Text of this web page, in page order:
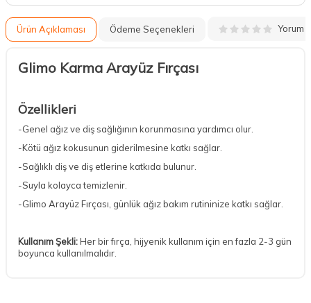
Ürün Açıklaması Ödeme Seçenekleri Yorum
Glimo Karma Arayüz Fırçası
Özellikleri
-Genel ağız ve diş sağlığının korunmasına yardımcı olur.
-Kötü ağız kokusunun giderilmesine katkı sağlar.
-Sağlıklı diş ve diş etlerine katkıda bulunur.
-Suyla kolayca temizlenir.
-Glimo Arayüz Fırçası, günlük ağız bakım rutininize katkı sağlar.
Kullanım Şekli:Her bir fırça, hijyenik kullanım için en fazla 2-3 gün
boyunca kullanılmalıdır.